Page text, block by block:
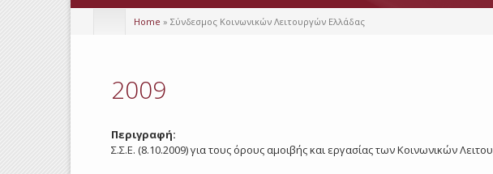
Home » Σύνδεσμος Κοινωνικών Λειτουργών Ελλάδας
2009
Περιγραφή:
Σ.Σ.Ε. (8.10.2009) για τους όρους αμοιβής και εργασίας των Κοινωνικών